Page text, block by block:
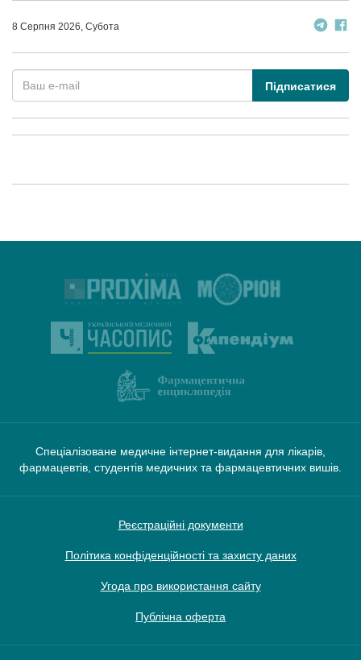
8 Серпня 2026, Субота
Підписатися
Спеціалізоване медичне інтернет-видання для лікарів,
фармацевтів, студентів медичних та фармацевтичних вишів.
Реєстраційні документи
Політика конфіденційності та захисту даних
Угода про використання сайту
Публічна оферта